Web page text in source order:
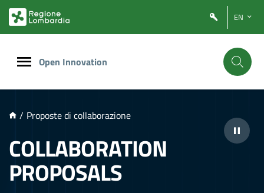
PRINCIPALE
EN
Open Innovation
/ Proposte di collaborazione
COLLABORATION
PROPOSALS